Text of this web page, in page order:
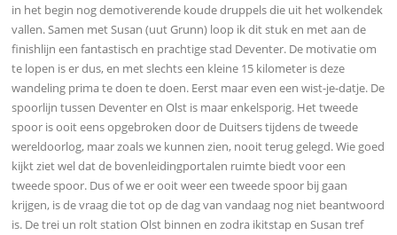
in het begin nog demotiverende koude druppels die uit het wolkendek
vallen. Samen met Susan (uut Grunn) loop ik dit stuk en met aan de
finishlijn een fantastisch en prachtige stad Deventer. De motivatie om
te lopen is er dus, en met slechts een kleine 15 kilometer is deze
wandeling prima te doen te doen. Eerst maar even een wist-je-datje. De
spoorlijn tussen Deventer en Olst is maar enkelsporig. Het tweede
spoor is ooit eens opgebroken door de Duitsers tijdens de tweede
wereldoorlog, maar zoals we kunnen zien, nooit terug gelegd. Wie goed
kijkt ziet wel dat de bovenleidingportalen ruimte biedt voor een
tweede spoor. Dus of we er ooit weer een tweede spoor bij gaan
krijgen, is de vraag die tot op de dag van vandaag nog niet beantwoord
is. De trei un rolt station Olst binnen en zodra ikitstap en Susan tref